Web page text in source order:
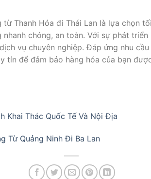
Thanh Hóa đi Thái Lan là lựa chọn
nhanh chóng, an toàn. Với sự phát
vụ chuyên nghiệp. Đáp ứng nhu
tín để đảm bảo hàng hóa của bạn
Khai Thác Quốc Tế Và Nội Địa
Từ Quảng Ninh Đi Ba Lan